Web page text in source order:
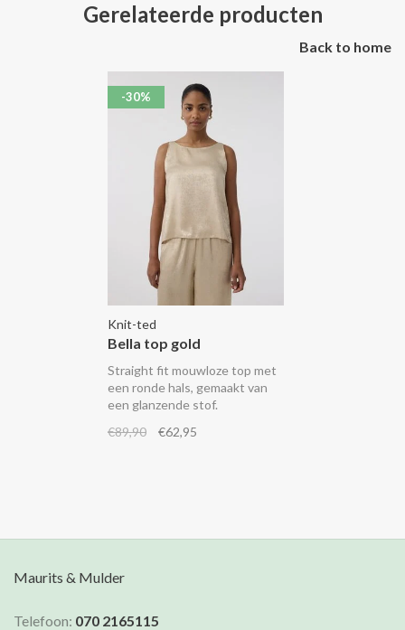
Gerelateerde producten
Back to home
-30%
Knit-ted
Bella top gold
Straight fit mouwloze top met
een ronde hals, gemaakt van
een glanzende stof.
€89,90
€62,95
Maurits & Mulder
Telefoon: 070 2165115